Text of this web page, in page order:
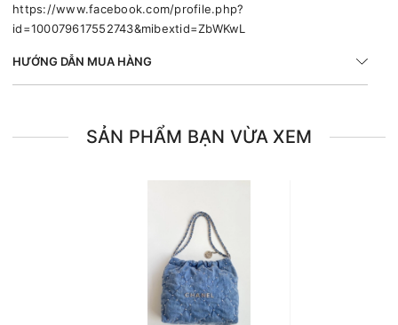
https://www.facebook.com/profile.php?
id=100079617552743&mibextid=ZbWKwL
HƯỚNG DẪN MUA HÀNG
SẢN PHẨM BẠN VỪA XEM